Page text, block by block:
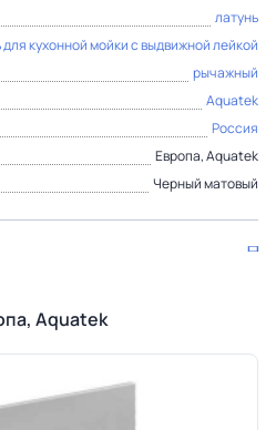
латунь
кухонной мойки с выдвижной лейкой
рычажный
Aquatek
Россия
Европа, Aquatek
Черный матовый
Aquatek